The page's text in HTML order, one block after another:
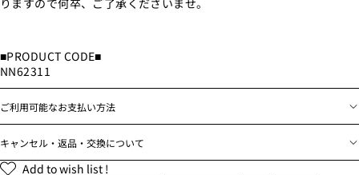
りますので何卒、ご了承くださいませ。
■PRODUCT CODE■
NN62311
ご利用可能なお支払い方法
キャンセル・返品・交換について
Add to wish list !